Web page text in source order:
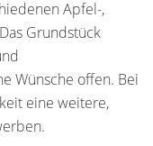
Apfel-,
Grundstück
Wünsche offen. Bei
eine weitere,